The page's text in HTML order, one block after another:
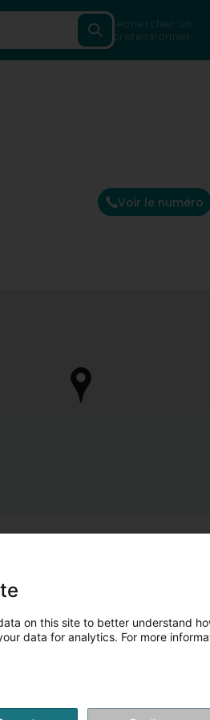
Rechercher un
professionnel
Voir le numéro
on this site to better understand
data for analytics. For more